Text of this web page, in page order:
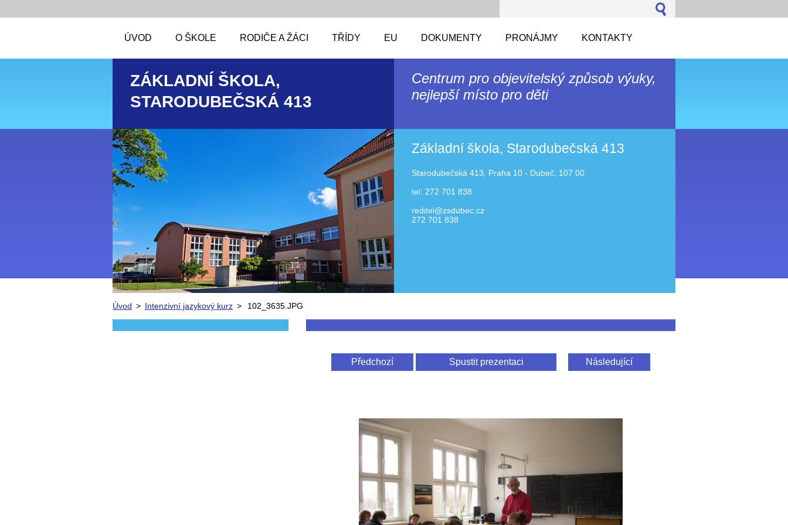
ÚVOD O ŠKOLE RODIČE A ŽÁCI TŘÍDY EU DOKUMENTY PRONÁJMY KONTAKTY
ZÁKLADNÍ ŠKOLA,
STARODUBEČSKÁ 413
Centrum pro objevitelský způsob výuky,
nejlepší místo pro děti
Základní škola, Starodubečská 413
Starodubečská 413, Praha 10 - Dubeč, 107 00
tel: 272 701 838
reditel@zsdubec.cz
272 701 838
Úvod > Intenzivní jazykový kurz > 102_3635.JPG
Předchozí Spustit prezentaci Následující